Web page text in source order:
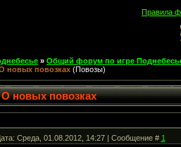
Правила
» Общий форум по игре
новых повозках (Повозы)
новых повозках
Среда, 01.08.2012, 14:27 | Сообщение #1